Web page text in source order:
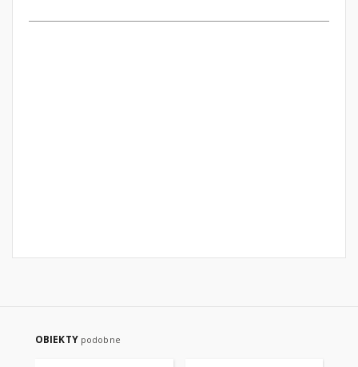
OBIEKTY podobne